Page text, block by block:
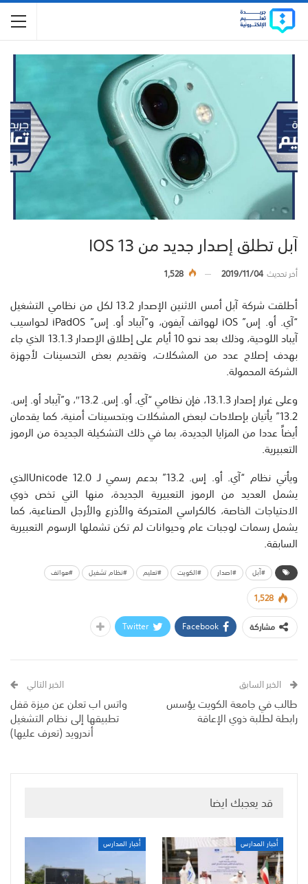
آبل تطلق إصدار جديد من IOS 13
أخر تحديث2019/11/04
1,528
أطلقت شركة آبل أمس الاثنين الإصدار 13.2 لكل من نظامي التشغيل
“آي. أو. إس” iOS لهواتف آيفون، و”آيباد أو. إس” iPadOS لحواسيب
آيباد اللوحية، وذلك بعد نحو 10 أيام على إطلاق الإصدار 13.1.3 الذي جاء
بهدف إصلاح عدد من المشكلات، وتقديم بعض التحسينات لأجهزة
الشركة المحمولة.
وعلى غرار إصدار 13.1.3، فإن نظامي “آي. أو. إس. 13.2″، و”آيباد أو. إس.
13.2” يأتيان بإصلاحات لبعض المشكلات وبتحسينات أمنية، كما يقدمان
أيضاً عددا من المزايا الجديدة، بما في ذلك التشكيلة الجديدة من الرموز
التعبيرية.
ويأتي نظام “آي. أو. إس. 13.2” بدعم رسمي لـ Unicode 12.0الذي
يشمل العديد من الرموز التعبيرية الجديدة، منها التي تخص ذوي
الاحتياجات الخاصة، كالكراسي المتحركة والأذرع والأرجل الصناعية، كما
يشمل رسمات لوجبات عام وحيوانات لم تكن تشملها الرسوم التعبيرية
السابقة.
#آبل #اصدار #الكويت #تعليم #نظام تشغيل #هواتف
1,528
مشاركة
Facebook
Twitter
الخبر السابق
طالب في جامعة الكويت يؤسس
رابطة لطلبة ذوي الإعاقة
الخبر التالي
واتس اب تعلن عن ميزة قفل
تطبيقها إلى نظام التشغيل
أندرويد (تعرف عليها)
قد يعجبك ايضا
أخبار المدارس أخبار المدارس